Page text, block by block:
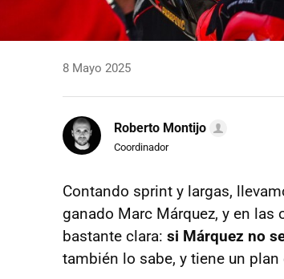
8 Mayo 2025
Roberto Montijo
Coordinador
Contando sprint y largas,
ganado Marc Márquez, y en
bastante clara: si Márquez no
también lo sabe, y tiene un